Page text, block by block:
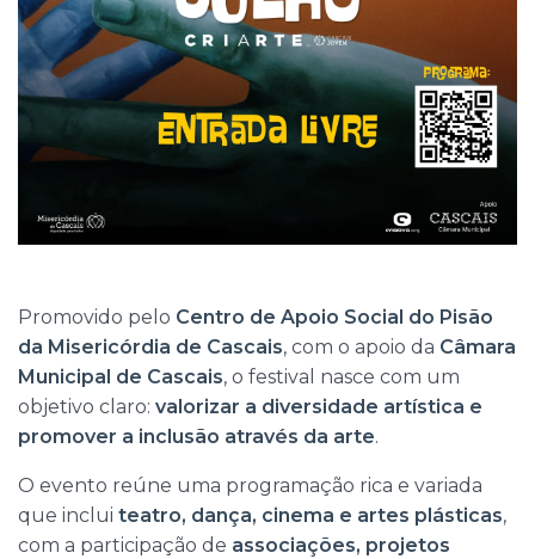
Promovido pelo Centro de Apoio Social do Pisão
da Misericórdia de Cascais, com o apoio da Câmara
Municipal de Cascais, o festival nasce com um
objetivo claro: valorizar a diversidade artística e
promover a inclusão através da arte.
O evento reúne uma programação rica e variada
que inclui teatro, dança, cinema e artes plásticas,
com a participação de associações, projetos